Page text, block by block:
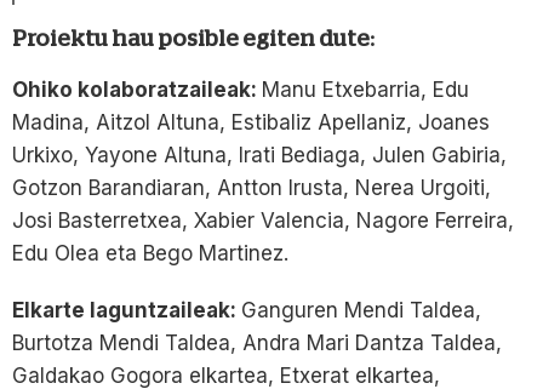
Proiektu hau posible egiten dute:
Ohiko kolaboratzaileak: Manu Etxebarria, Edu
Madina, Aitzol Altuna, Estibaliz Apellaniz, Joanes
Urkixo, Yayone Altuna, Irati Bediaga, Julen Gabiria,
Gotzon Barandiaran, Antton Irusta, Nerea Urgoiti,
Josi Basterretxea, Xabier Valencia, Nagore Ferreira,
Edu Olea eta Bego Martinez.
Elkarte laguntzaileak: Ganguren Mendi Taldea,
Burtotza Mendi Taldea, Andra Mari Dantza Taldea,
Galdakao Gogora elkartea, Etxerat elkartea,